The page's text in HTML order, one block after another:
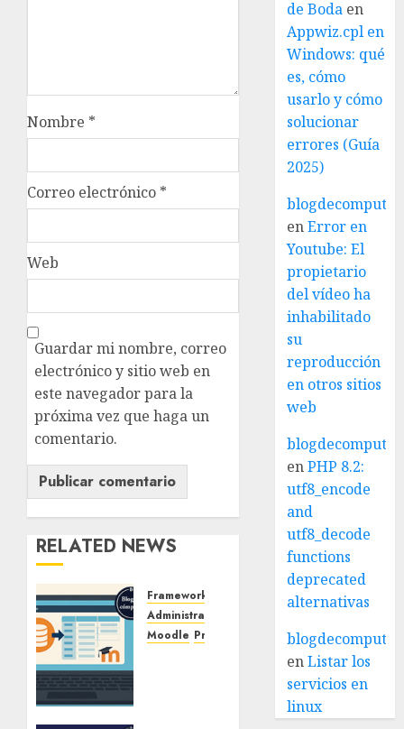
Nombre *
Correo electrónico *
Web
Guardar mi nombre, correo
electrónico y sitio web en
este navegador para la
próxima vez que haga un
comentario.
RELATED NEWS
Frameworks y CMS
Administración y Optimización de Plataformas
Moodle Programación y Desarrollo
mdl_logstore_standard_log
de Boda en
Appwiz.cpl en
Windows: qué
es, cómo
usarlo y cómo
solucionar
errores (Guía
2025)
enError en
Youtube: El
propietario
del vídeo ha
inhabilitado
su
reproducción
en otros sitios
web
enPHP 8.2:
utf8_encode
and
utf8_decode
functions
deprecated
alternativas
enListar los
servicios en
linux